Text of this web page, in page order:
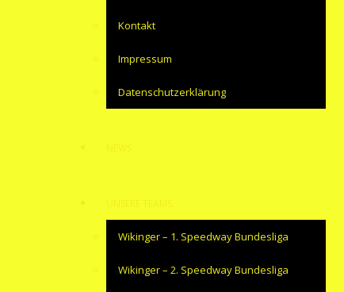
Kontakt
Impressum
Datenschutzerklärung
Wikinger – 1. Speedway Bundesliga
Wikinger – 2. Speedway Bundesliga